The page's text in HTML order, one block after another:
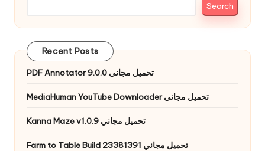
Search
Recent Posts
PDF Annotator 9.0.0 تحميل مجاني
MediaHuman YouTube Downloader تحميل مجاني
Kanna Maze v1.0.9 تحميل مجاني
Farm to Table Build 23381391 تحميل مجاني